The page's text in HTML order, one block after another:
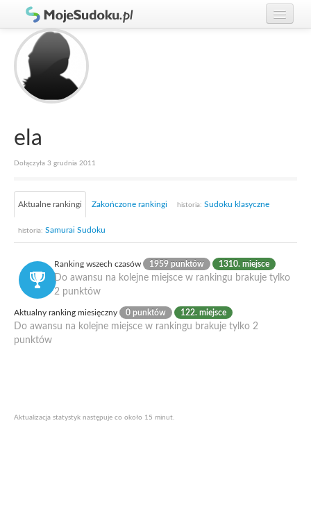
Graj w Sudoku!
Zasady Sudoku
Rankingi
Gracze
ela
Dołączyła 3 grudnia 2011
Aktualne rankingi Zakończone rankingi historia: Sudoku klasyczne
historia: Samurai Sudoku
Ranking wszech czasów 1959 punktów 1310. miejsce
Do awansu na kolejne miejsce w rankingu brakuje tylko
2 punktów
Aktualny ranking miesięczny 0 punktów 122. miejsce
Do awansu na kolejne miejsce w rankingu brakuje tylko 2
punktów
Aktualizacja statystyk następuje co około 15 minut.